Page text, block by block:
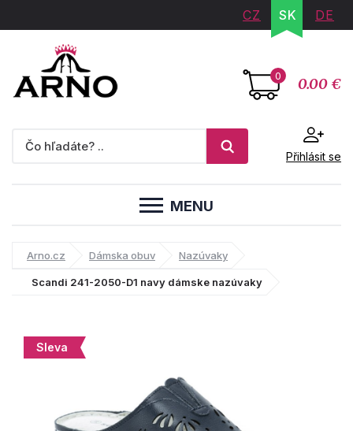
CZ SK DE
0 0.00 €
Přihlásit se
MENU
Arno.cz Dámska obuv Nazúvaky
Scandi 241-2050-D1 navy dámske nazúvaky
Sleva